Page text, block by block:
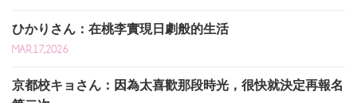
ひかりさん：在桃李實現日劇般的生活
MAR.17,2026
京都校キョさん：因為太喜歡那段時光，很快就決定再報名